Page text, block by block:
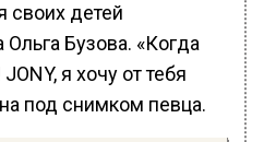
детей
Бузова. «Когда
я хочу от тебя
под снимком певца.